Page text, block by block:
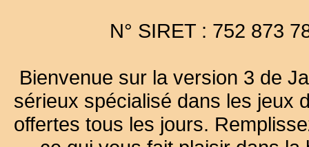
N° SIRET : 752 873
Bienvenue sur la version 3 de
sérieux spécialisé dans les jeux
offertes tous les jours.